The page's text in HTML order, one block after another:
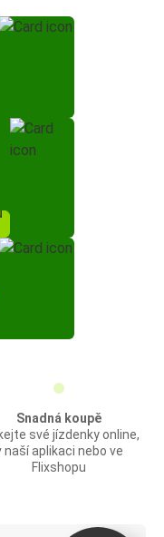
Snadná koupě
své jízdenky online,
naší aplikaci nebo ve
Flixshopu